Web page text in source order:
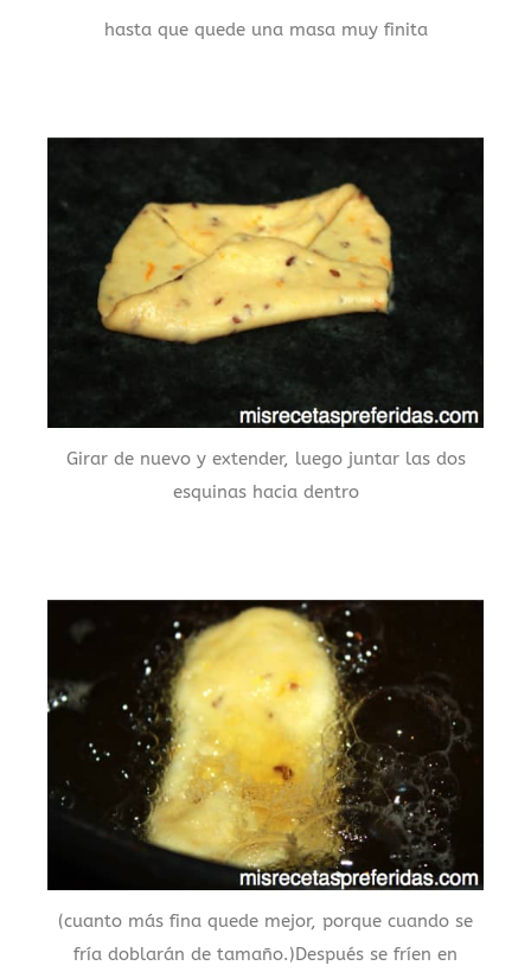
hasta que quede una masa muy finita
Girar de nuevo y extender, luego juntar las dos
esquinas hacia dentro
(cuanto más fina quede mejor, porque cuando se
fría doblarán de tamaño.)Después se fríen en